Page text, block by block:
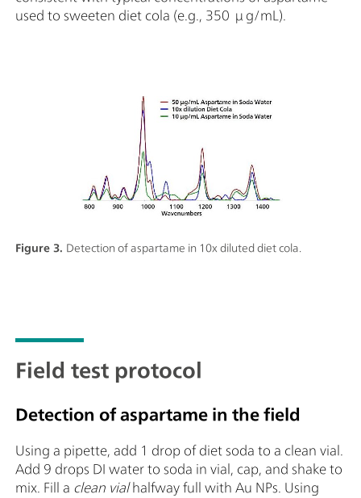
used to sweeten diet cola (e.g., 350 μg/mL).
Figure 3. Detection of aspartame in 10x diluted diet cola.
Field test protocol
Detection of aspartame in the field
Using a pipette, add 1 drop of diet soda to a clean vial.
Add 9 drops DI water to soda in vial, cap, and shake to
mix. Fill a clean vialhalfway full with Au NPs. Using